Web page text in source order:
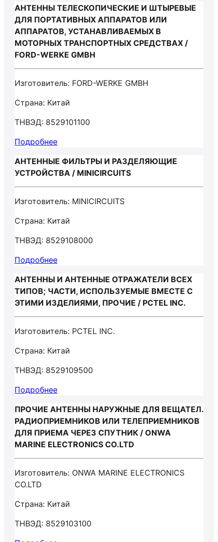
АНТЕННЫ ТЕЛЕСКОПИЧЕСКИЕ И ШТЫРЕВЫЕ
ДЛЯ ПОРТАТИВНЫХ АППАРАТОВ ИЛИ
АППАРАТОВ, УСТАНАВЛИВАЕМЫХ В
МОТОРНЫХ ТРАНСПОРТНЫХ СРЕДСТВАХ /
FORD-WERKE GMBH
Изготовитель: FORD-WERKE GMBH
Страна: Китай
ТНВЭД: 8529101100
Подробнее
АНТЕННЫЕ ФИЛЬТРЫ И РАЗДЕЛЯЮЩИЕ
УСТРОЙСТВА / MINICIRCUITS
Изготовитель: MINICIRCUITS
Страна: Китай
ТНВЭД: 8529108000
Подробнее
АНТЕННЫ И АНТЕННЫЕ ОТРАЖАТЕЛИ ВСЕХ
ТИПОВ; ЧАСТИ, ИСПОЛЬЗУЕМЫЕ ВМЕСТЕ С
ЭТИМИ ИЗДЕЛИЯМИ, ПРОЧИЕ / PCTEL INC.
Изготовитель: PCTEL INC.
Страна: Китай
ТНВЭД: 8529109500
Подробнее
ПРОЧИЕ АНТЕННЫ НАРУЖНЫЕ ДЛЯ ВЕЩАТЕЛ.
РАДИОПРИЕМНИКОВ ИЛИ ТЕЛЕПРИЕМНИКОВ
ДЛЯ ПРИЕМА ЧЕРЕЗ СПУТНИК / ONWA
MARINE ELECTRONICS CO.LTD
Изготовитель: ONWA MARINE ELECTRONICS
CO.LTD
Страна: Китай
ТНВЭД: 8529103100